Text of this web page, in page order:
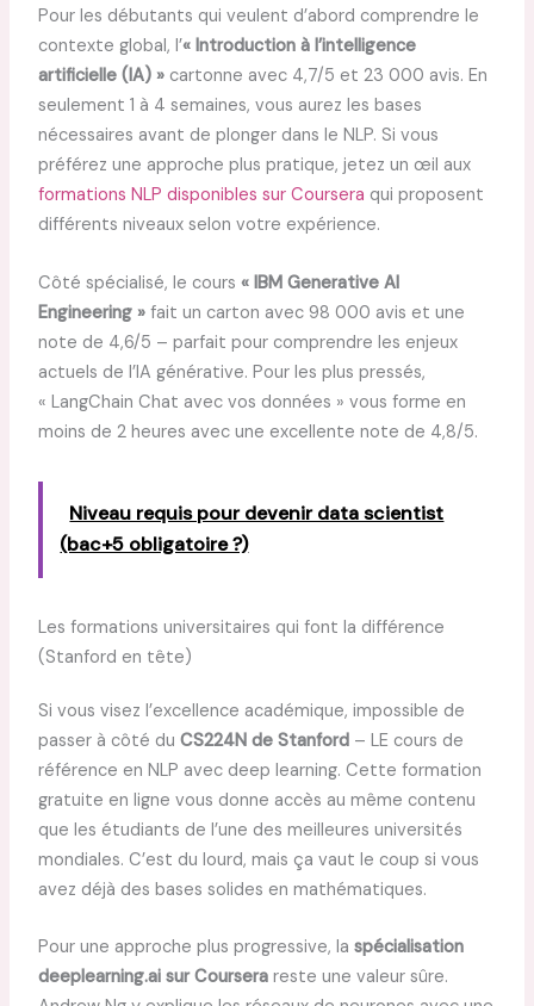
Pour les débutants qui veulent d’abord comprendre le
contexte global, l’« Introduction à l’intelligence
artificielle (IA) »cartonne avec 4,7/5 et 23 000 avis. En
seulement 1 à 4 semaines, vous aurez les bases
nécessaires avant de plonger dans le NLP. Si vous
préférez une approche plus pratique, jetez un œil aux
formations NLP disponibles sur Coursera qui proposent
différents niveaux selon votre expérience.
Côté spécialisé, le cours « IBM Generative AI
Engineering »fait un carton avec 98 000 avis et une
note de 4,6/5 – parfait pour comprendre les enjeux
actuels de l’IA générative. Pour les plus pressés,
« LangChain Chat avec vos données » vous forme en
moins de 2 heures avec une excellente note de 4,8/5.
Niveau requis pour devenir data scientist
(bac+5 obligatoire ?)
Les formations universitaires qui font la différence
(Stanford en tête)
Si vous visez l’excellence académique, impossible de
passer à côté du CS224N de Stanford– LE cours de
référence en NLP avec deep learning. Cette formation
gratuite en ligne vous donne accès au même contenu
que les étudiants de l’une des meilleures universités
mondiales. C’est du lourd, mais ça vaut le coup si vous
avez déjà des bases solides en mathématiques.
Pour une approche plus progressive, la spécialisation
deeplearning.ai sur Courserareste une valeur sûre.